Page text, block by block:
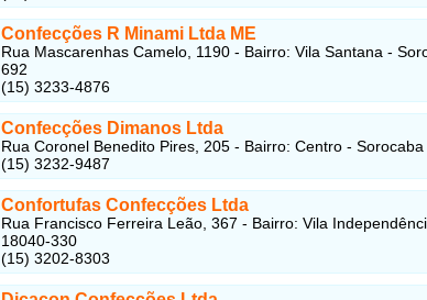
Confecções R Minami Ltda ME
Rua Mascarenhas Camelo, 1190 - Bairro: Vila Santana -
692
(15) 3233-4876
Confecções Dimanos Ltda
Rua Coronel Benedito Pires, 205 - Bairro: Centro -
(15) 3232-9487
Confortufas Confecções Ltda
Rua Francisco Ferreira Leão, 367 - Bairro: Vila
18040-330
(15) 3202-8303